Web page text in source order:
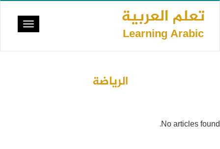
تجاوز
المحتوى
الرئيسي
تعلم العربية
Learning Arabic
Toggle
الرياضة
No articles found.